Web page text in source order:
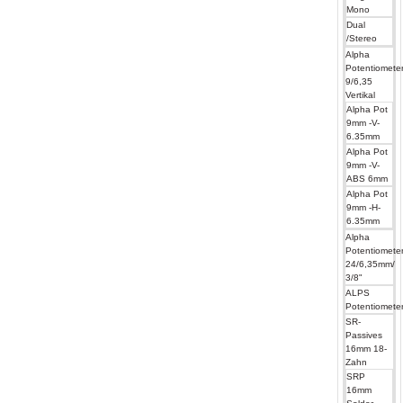
Mono
Dual
/Stereo
Alpha
9/6,35
Vertikal
Alpha Pot
9mm -V-
6.35mm
Alpha Pot
9mm -V-
ABS 6mm
Alpha Pot
9mm -H-
6.35mm
Alpha
24/6,35mm/
3/8"
ALPS
SR-
Passives
16mm 18-
Zahn
SRP
16mm